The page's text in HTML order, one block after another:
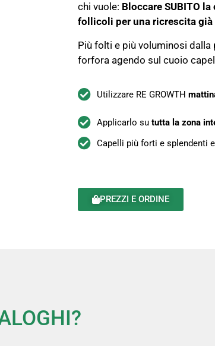
chi vuole: Bloccare SUBITO
follicoli per una ricrescita
Più folti e più voluminosi dalla
forfora agendo sul cuoio
Utilizzare RE GROWTH
Applicarlo su tutta la zona
Capelli più forti e splendenti e
PREZZI E ORDINE